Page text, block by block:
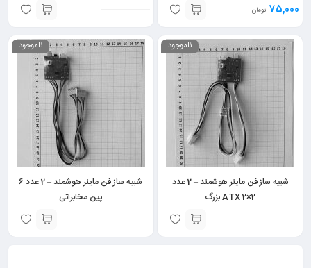
75,000 تومان
ناموجود
شبیه ساز فن ماینر هوشمند – 2 عدد
ATX 2×2 بزرگ
ناموجود
شبیه ساز فن ماینر هوشمند – 2 عدد 6
پین مخابراتی